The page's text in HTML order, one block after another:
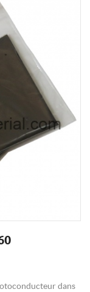
dans